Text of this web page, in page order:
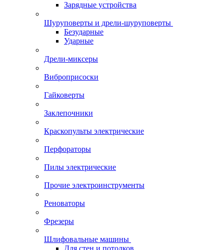
Зарядные устройства
Шуруповерты и дрели-шуруповерты
Безударные
Ударные
Дрели-миксеры
Виброприсоски
Гайковерты
Заклепочники
Краскопульты электрические
Перфораторы
Пилы электрические
Прочие электроинструменты
Реноваторы
Фрезеры
Шлифовальные машины
Для стен и потолков